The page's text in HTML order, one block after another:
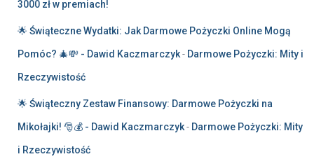
3000 zł w premiach!
🌟 Świąteczne Wydatki: Jak Darmowe Pożyczki Online Mogą
Pomóc? 🎄💸 - Dawid Kaczmarczyk- Darmowe Pożyczki: Mity i
Rzeczywistość
🌟 Świąteczny Zestaw Finansowy: Darmowe Pożyczki na
Mikołajki! 🎅💰 - Dawid Kaczmarczyk- Darmowe Pożyczki: Mity
i Rzeczywistość